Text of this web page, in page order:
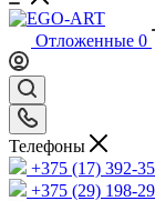
Отложенные 0
Телефоны
+375 (17) 392-
+375 (29) 198-